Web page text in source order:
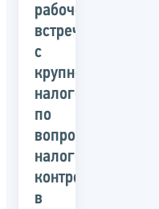
рабочей
встрече
с
крупнейшим
по
вопросу
налогового
контроля
в